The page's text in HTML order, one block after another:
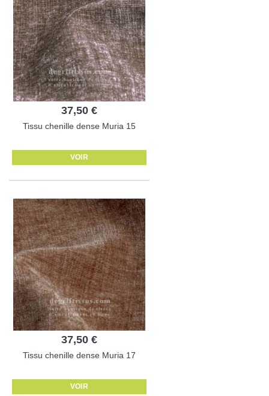
37,50 €
Tissu chenille dense Muria 15
VOIR
37,50 €
Tissu chenille dense Muria 17
VOIR